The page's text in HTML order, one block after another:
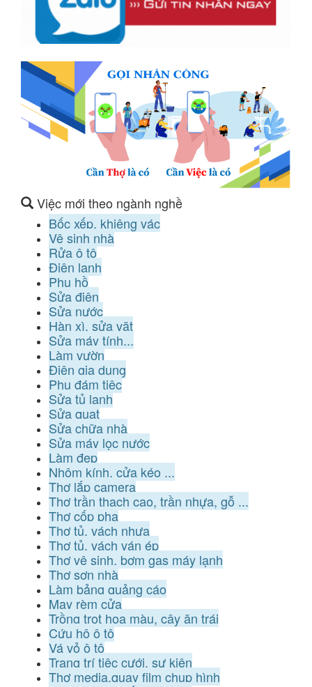
Việc mới theo ngành nghề
Bốc xếp, khiêng vác
Vệ sinh nhà
Rửa ô tô
Điện lạnh
Phụ hồ
Sửa điện
Sửa nước
Hàn xì, sửa vặt
Sửa máy tính...
Làm vườn
Điện gia dụng
Phụ đám tiệc
Sửa tủ lạnh
Sửa quạt
Sửa chữa nhà
Sửa máy lọc nước
Làm đẹp
Nhôm kính, cửa kéo ...
Thợ lắp camera
Thợ trần thạch cao, trần nhựa, gỗ ...
Thợ cốp pha
Thợ tủ, vách nhựa
Thợ tủ, vách ván ép
Thợ vệ sinh, bơm gas máy lạnh
Thợ sơn nhà
Làm bảng quảng cáo
May rèm cửa
Trồng trọt hoa màu, cây ăn trái
Cứu hộ ô tô
Vá vỏ ô tô
Trang trí tiệc cưới, sự kiện
Thợ media,quay film chụp hình